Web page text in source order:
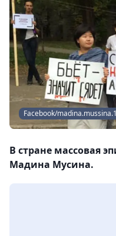
Facebook/madina.mussina.1
В стране массовая
Мадина Мусина.